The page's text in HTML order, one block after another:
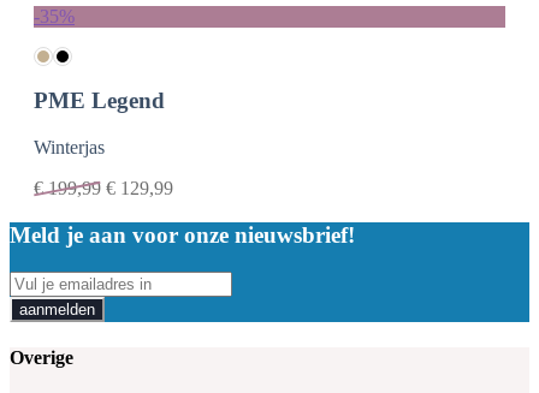
-35%
PME Legend
Winterjas
€199,99 € 129,99
Meld je aan voor onze nieuwsbrief!
aanmelden
Overige